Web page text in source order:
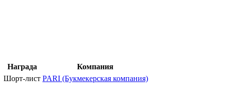
Награда
Компания
Шорт-лист PARI (Букмекерская компания)